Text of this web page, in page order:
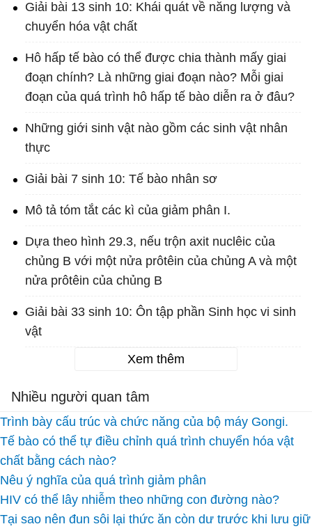
Giải bài 13 sinh 10: Khái quát về năng lượng và
chuyển hóa vật chất
Hô hấp tế bào có thể được chia thành mấy giai
đoạn chính? Là những giai đoạn nào? Mỗi giai
đoạn của quá trình hô hấp tế bào diễn ra ở đâu?
Những giới sinh vật nào gồm các sinh vật nhân
thực
Giải bài 7 sinh 10: Tế bào nhân sơ
Mô tả tóm tắt các kì của giảm phân I.
Dựa theo hình 29.3, nếu trộn axit nuclêic của
chủng B với một nửa prôtêin của chủng A và một
nửa prôtêin của chủng B
Giải bài 33 sinh 10: Ôn tập phần Sinh học vi sinh
vật
Xem thêm
Nhiều người quan tâm
Trình bày cấu trúc và chức năng của bộ máy Gongi.
Tế bào có thể tự điều chỉnh quá trình chuyển hóa vật
chất bằng cách nào?
Nêu ý nghĩa của quá trình giảm phân
HIV có thể lây nhiễm theo những con đường nào?
Tại sao nên đun sôi lại thức ăn còn dư trước khi lưu giữ